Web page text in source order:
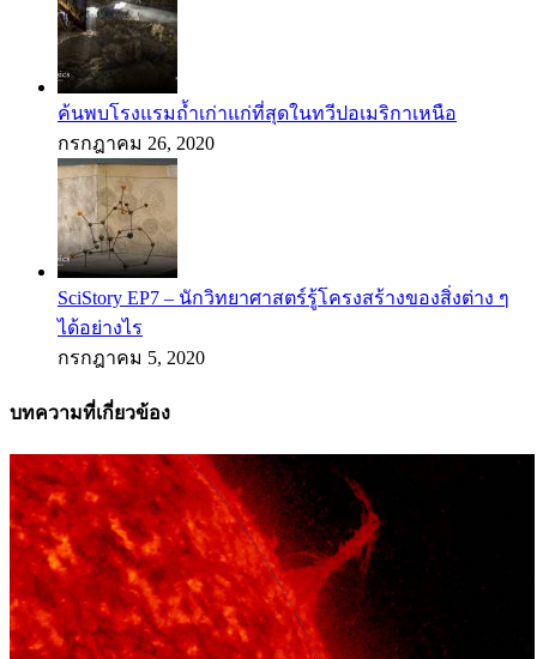
ค้นพบโรงแรมถ้ำเก่าแก่ที่สุดในทวีปอเมริกาเหนือ
กรกฎาคม 26, 2020
SciStory EP7 – นักวิทยาศาสตร์รู้โครงสร้างของสิ่งต่าง ๆ
ได้อย่างไร
กรกฎาคม 5, 2020
บทความที่เกี่ยวข้อง